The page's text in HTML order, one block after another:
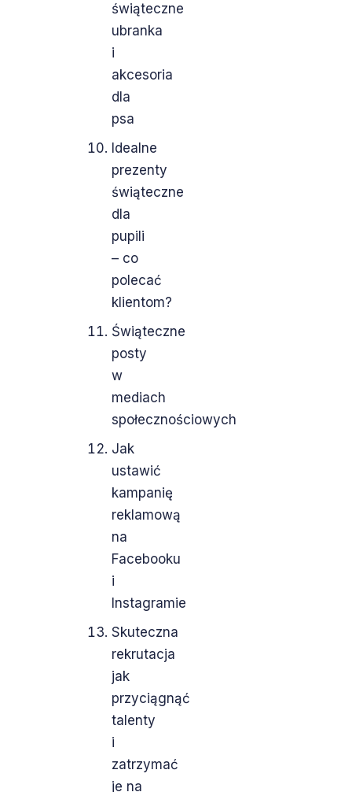
świąteczne
ubranka
i
akcesoria
dla
psa
Idealne
prezenty
świąteczne
dla
pupili
– co
polecać
klientom?
Świąteczne
posty
w
mediach
społecznościowych
Jak
ustawić
kampanię
reklamową
na
Facebooku
i
Instagramie
Skuteczna
rekrutacja
jak
przyciągnąć
talenty
i
zatrzymać
je na